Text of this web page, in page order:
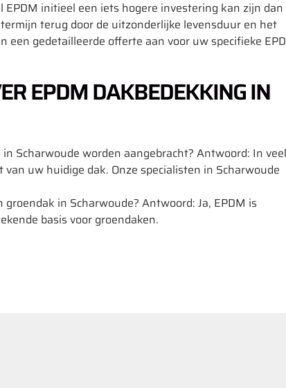
initieel een iets hogere investering kan zijn dan
terug door de uitzonderlijke levensduur en het
een gedetailleerde offerte aan voor uw specifieke
EPDM DAKBEDEKKING IN
Scharwoude worden aangebracht? Antwoord: In veel
uw huidige dak. Onze specialisten in Scharwoude
in Scharwoude? Antwoord: Ja, EPDM is
basis voor groendaken.